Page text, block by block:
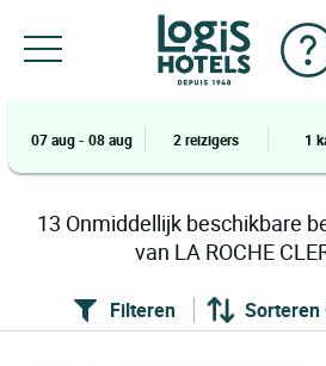
07 aug - 08 aug 2 reizigers 1
13 Onmiddellijk beschikbare
van LA ROCHE
Filteren Sorteren